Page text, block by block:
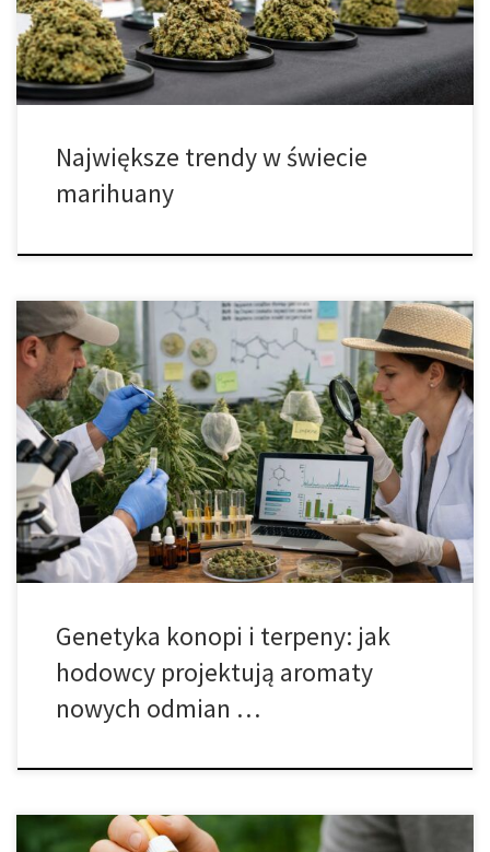
został zdominowany przez nowoczesne hybrydy, amerykańskie
linie genetyczne oraz odmiany tworzone z myślą […]
Największe trendy w świecie
marihuany
Jak powstają odmiany marihuany bogate w konkretne terpeny?
Współczesna hodowla konopi rozwija się obecnie w kierunku
znacznie bardziej złożonym niż jeszcze kilka lat temu, ponieważ
uwaga breederów nie skupia się już wyłącznie na samym
poziomie THC albo CBD. Coraz większe znaczenie mają terpeny,
czyli naturalne związki aromatyczne odpowiedzialne za zapach,
[…]
Genetyka konopi i terpeny: jak
hodowcy projektują aromaty
nowych odmian …